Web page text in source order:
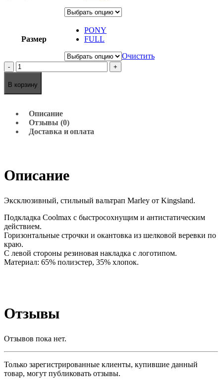
Размер
PONY
FULL
Очистить
- +
В корзину
Описание
Отзывы (0)
Доставка и оплата
Описание
Эксклюзивный, стильный вальтрап Marley от Kingsland.
Подкладка Coolmax с быстросохнущим и антистатическим
действием.
Горизонтальные строчки и окантовка из шелковой веревки по
краю.
С левой стороны резиновая накладка с логотипом.
Материал: 65% полиэстер, 35% хлопок.
Отзывы
Отзывов пока нет.
Только зарегистрированные клиенты, купившие данный
товар, могут публиковать отзывы.